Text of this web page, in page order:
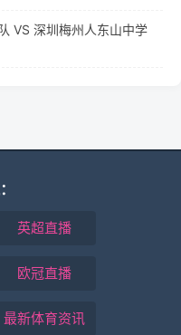
VS 深圳梅州人东山中学
英超直播
欧冠直播
最新体育资讯